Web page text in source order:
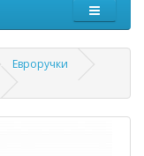
Евроручки